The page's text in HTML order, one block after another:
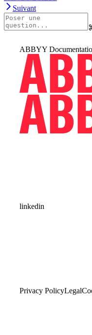
Suivant
ABBYY
linkedin
Privacy PolicyLegal